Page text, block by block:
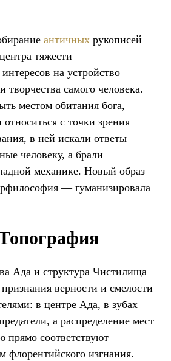
античных рукописей
тяжести
на устройство
творчества самого человека.
местом обитания бога,
с точки зрения
в ней искали ответы
человеку, а брали
механике. Новый образ
— гуманизировала
Ада и структура Чистилища
верности и смелости
в центре Ада, в зубах
а распределение мест
соответствуют
флорентийского изгнания.